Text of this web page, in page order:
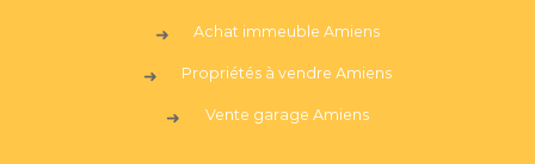
Achat immeuble Amiens
Propriétés à vendre Amiens
Vente garage Amiens